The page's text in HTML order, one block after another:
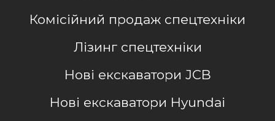
Комісійний продаж спецтехніки
Лізинг спецтехніки
Нові екскаватори JCB
Нові екскаватори Hyundai